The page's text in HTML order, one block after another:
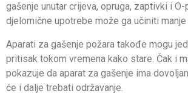
gašenje unutar crijeva, opruga, zaptivki i
djelomične upotrebe može ga učiniti
Aparati za gašenje požara takođe mogu
pritisak tokom vremena kako stare. Čak i
pokazuje da aparat za gašenje ima
će i dalje trebati održavanje.